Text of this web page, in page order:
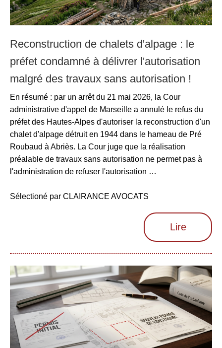
Reconstruction de chalets d'alpage : le
préfet condamné à délivrer l'autorisation
malgré des travaux sans autorisation !
En résumé : par un arrêt du 21 mai 2026, la Cour
administrative d'appel de Marseille a annulé le refus du
préfet des Hautes-Alpes d'autoriser la reconstruction d'un
chalet d'alpage détruit en 1944 dans le hameau de Pré
Roubaud à Abriès. La Cour juge que la réalisation
préalable de travaux sans autorisation ne permet pas à
l'administration de refuser l'autorisation …
Sélectioné par CLAIRANCE AVOCATS
Lire